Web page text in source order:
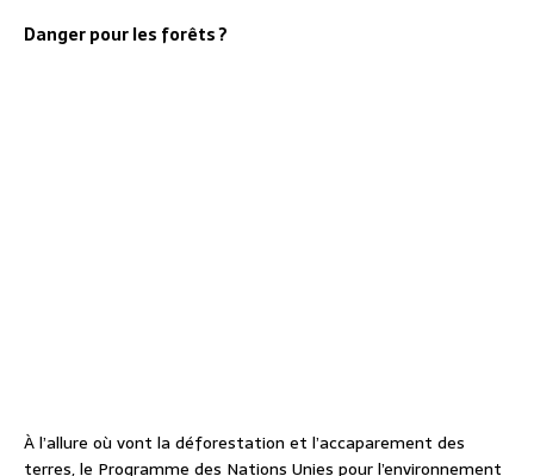
Danger pour les forêts ?
À l’allure où vont la déforestation et l’accaparement des
terres, le Programme des Nations Unies pour l’environnement